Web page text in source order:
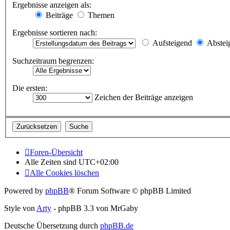
Ergebnisse anzeigen als:
Beiträge
Themen
Ergebnisse sortieren nach:
Aufsteigend
Suchzeitraum begrenzen:
Die ersten:
Zeichen der Beiträge anzeigen
Foren-Übersicht
Alle Zeiten sind UTC+02:00
Alle Cookies löschen
Powered by phpBB® Forum Software © phpBB Limited
Style von Arty - phpBB 3.3 von MrGaby
Deutsche Übersetzung durch phpBB.de